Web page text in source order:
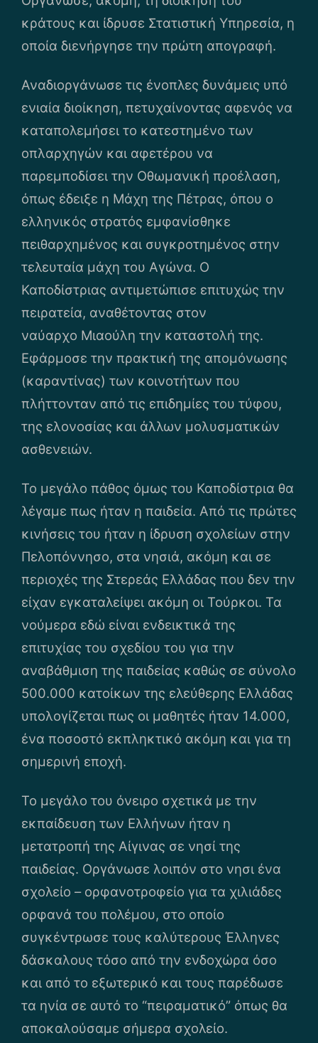
κράτους και ίδρυσε Στατιστική Υπηρεσία, η
οποία διενήργησε την πρώτη απογραφή.
Αναδιοργάνωσε τις ένοπλες δυνάμεις υπό
ενιαία διοίκηση, πετυχαίνοντας αφενός να
καταπολεμήσει το κατεστημένο των
οπλαρχηγών και αφετέρου να
παρεμποδίσει την Οθωμανική προέλαση,
όπως έδειξε η Μάχη της Πέτρας, όπου ο
ελληνικός στρατός εμφανίσθηκε
πειθαρχημένος και συγκροτημένος στην
τελευταία μάχη του Αγώνα. Ο
Καποδίστριας αντιμετώπισε επιτυχώς την
πειρατεία, αναθέτοντας στον
ναύαρχο Μιαούλη την καταστολή της.
Εφάρμοσε την πρακτική της απομόνωσης
(καραντίνας) των κοινοτήτων που
πλήττονταν από τις επιδημίες του τύφου,
της ελονοσίας και άλλων μολυσματικών
ασθενειών.
Το μεγάλο πάθος όμως του Καποδίστρια θα
λέγαμε πως ήταν η παιδεία. Από τις πρώτες
κινήσεις του ήταν η ίδρυση σχολείων στην
Πελοπόννησο, στα νησιά, ακόμη και σε
περιοχές της Στερεάς Ελλάδας που δεν την
είχαν εγκαταλείψει ακόμη οι Τούρκοι. Τα
νούμερα εδώ είναι ενδεικτικά της
επιτυχίας του σχεδίου του για την
αναβάθμιση της παιδείας καθώς σε σύνολο
500.000 κατοίκων της ελεύθερης Ελλάδας
υπολογίζεται πως οι μαθητές ήταν 14.000,
ένα ποσοστό εκπληκτικό ακόμη και για τη
σημερινή εποχή.
Το μεγάλο του όνειρο σχετικά με την
εκπαίδευση των Ελλήνων ήταν η
μετατροπή της Αίγινας σε νησί της
παιδείας. Οργάνωσε λοιπόν στο νησι ένα
σχολείο – ορφανοτροφείο για τα χιλιάδες
ορφανά του πολέμου, στο οποίο
συγκέντρωσε τους καλύτερους Έλληνες
δάσκαλους τόσο από την ενδοχώρα όσο
και από το εξωτερικό και τους παρέδωσε
τα ηνία σε αυτό το “πειραματικό” όπως θα
αποκαλούσαμε σήμερα σχολείο.